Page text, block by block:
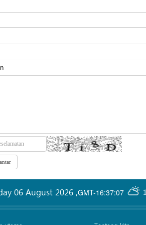
GMT-16:37:07
06 August 2026 ,